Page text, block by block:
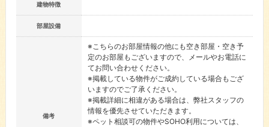
建物特徴
部屋設備
備考
※こちらのお部屋情報の他にも空き部屋・空き予
定のお部屋もございますので、メールやお電話に
てお問い合わせください。
※掲載している物件がご成約している場合もござ
いますのでご了承ください。
※掲載詳細に相違がある場合は、弊社スタッフの
情報を優先させていただきます。
※ペット相談可の物件やSOHO利用については、